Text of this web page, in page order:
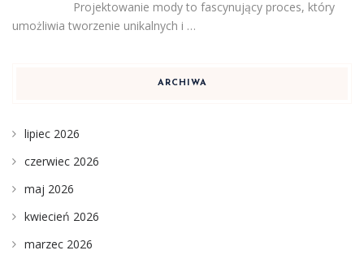
Projektowanie mody to fascynujący proces, który
umożliwia tworzenie unikalnych i …
ARCHIWA
lipiec 2026
czerwiec 2026
maj 2026
kwiecień 2026
marzec 2026